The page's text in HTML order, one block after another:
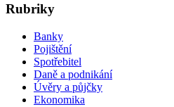
Rubriky
Banky
Pojištění
Spotřebitel
Daně a podnikání
Úvěry a půjčky
Ekonomika